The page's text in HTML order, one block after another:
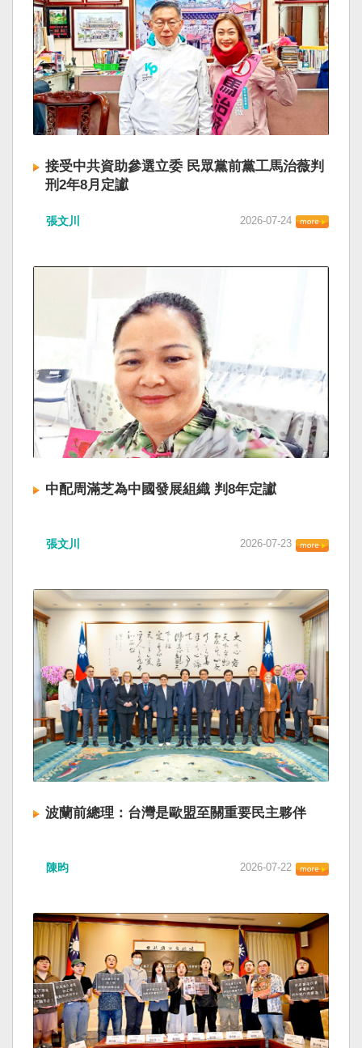
接受中共資助參選立委 民眾黨前黨工馬治薇判
刑2年8月定讞
張文川 2026-07-24
中配周滿芝為中國發展組織 判8年定讞
張文川 2026-07-23
波蘭前總理：台灣是歐盟至關重要民主夥伴
陳昀 2026-07-22